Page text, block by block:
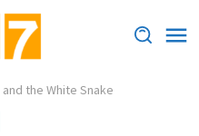
the White Snake